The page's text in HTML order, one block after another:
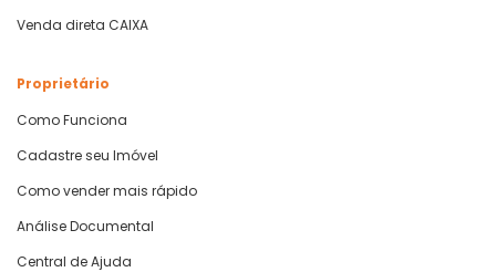
Venda direta CAIXA
Proprietário
Como Funciona
Cadastre seu Imóvel
Como vender mais rápido
Análise Documental
Central de Ajuda